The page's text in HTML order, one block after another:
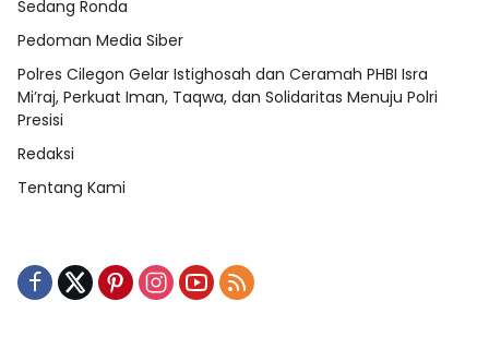
Sedang Ronda
Pedoman Media Siber
Polres Cilegon Gelar Istighosah dan Ceramah PHBI Isra
Mi’raj, Perkuat Iman, Taqwa, dan Solidaritas Menuju Polri
Presisi
Redaksi
Tentang Kami